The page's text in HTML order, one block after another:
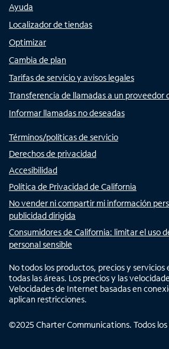
Ayuda
Localizador de tiendas
Optimizar
Cambia de plan
Tarifas de servicio y avisos legales
Transferencia de llamadas a un proveedor
Informar llamadas no deseadas
Términos/políticas de servicio
Derechos de privacidad
Accesibilidad
Política de Privacidad de California
No vender ni compartir mi información
publicidad dirigida
Consumidores de California: limitar el uso
personal sensible
No todos los productos, precios y servicios
todas las áreas. Los precios y las
Velocidades de Internet basadas en
aplican restricciones.
©2025 Charter Communications. Todos